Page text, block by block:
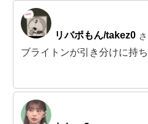
リバポもん/takez0
ブライトンが引き分けに持